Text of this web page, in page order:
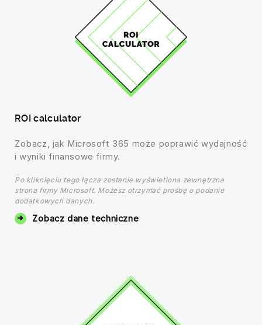
ROI calculator
Zobacz, jak Microsoft 365 może poprawić wydajność
i wyniki finansowe firmy.
Po kliknięciu tego łącza zostanie wyświetlona zewnętrzna
strona firmy Microsoft. Możesz otrzymać prośbę o podanie
dodatkowych danych.
Zobacz dane techniczne